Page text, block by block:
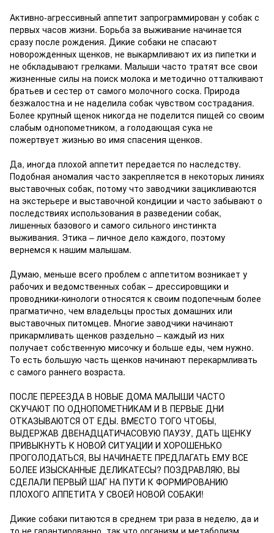
Активно-агрессивный аппетит запрограммирован у собак с
первых часов жизни. Борьба за выживание начинается
сразу после рождения. Дикие собаки не спасают
новорожденных щенков, не выкармливают их из пипетки и
не обкладывают грелками. Малыши часто тратят все свои
жизненные силы на поиск молока и методично отталкивают
братьев и сестер от самого молочного соска. Природа
безжалостна и не наделила собак чувством сострадания.
Более крупный щенок никогда не поделится пищей со своим
слабым однопометником, а голодающая сука не
пожертвует жизнью во имя спасения щенков.
Да, иногда плохой аппетит передается по наследству.
Подобная аномалия часто закрепляется в некоторых линиях
выставочных собак, потому что заводчики зацикливаются
на экстерьере и выставочной кондиции и часто забывают о
последствиях использования в разведении собак,
лишенных базового и самого сильного инстинкта
выживания. Этика – личное дело каждого, поэтому
вернемся к нашим малышам.
Думаю, меньше всего проблем с аппетитом возникает у
рабочих и ведомственных собак – дрессировщики и
проводники-кинологи относятся к своим подопечным более
прагматично, чем владельцы простых домашних или
выставочных питомцев. Многие заводчики начинают
прикармливать щенков раздельно – каждый из них
получает собственную мисочку и больше еды, чем нужно.
То есть большую часть щенков начинают перекармливать
с самого раннего возраста.
ПОСЛЕ ПЕРЕЕЗДА В НОВЫЕ ДОМА МАЛЫШИ ЧАСТО
СКУЧАЮТ ПО ОДНОПОМЕТНИКАМ И В ПЕРВЫЕ ДНИ
ОТКАЗЫВАЮТСЯ ОТ ЕДЫ. ВМЕСТО ТОГО ЧТОБЫ,
ВЫДЕРЖАВ ДВЕНАДЦАТИЧАСОВУЮ ПАУЗУ, ДАТЬ ЩЕНКУ
ПРИВЫКНУТЬ К НОВОЙ СИТУАЦИИ И ХОРОШЕНЬКО
ПРОГОЛОДАТЬСЯ, ВЫ НАЧИНАЕТЕ ПРЕДЛАГАТЬ ЕМУ ВСЕ
БОЛЕЕ ИЗЫСКАННЫЕ ДЕЛИКАТЕСЫ? ПОЗДРАВЛЯЮ, ВЫ
СДЕЛАЛИ ПЕРВЫЙ ШАГ НА ПУТИ К ФОРМИРОВАНИЮ
ПЛОХОГО АППЕТИТА У СВОЕЙ НОВОЙ СОБАКИ!
Дикие собаки питаются в среднем три раза в неделю, да и